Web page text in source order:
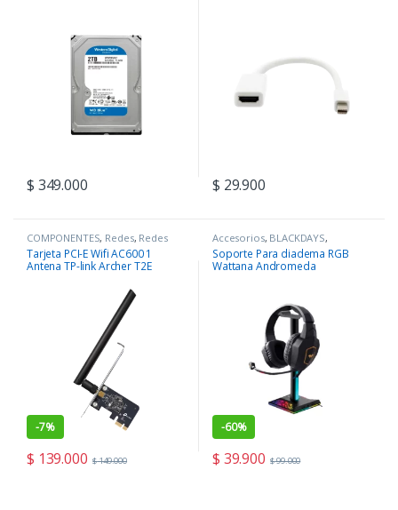
$ 349.000 $ 29.900
COMPONENTES, Redes, Redes
Tarjeta PCI-E Wifi AC600 1
Antena TP-link Archer T2E
-7%
$ 139.000 $149.000
Accesorios, BLACKDAYS,
COMPONENTES , Periféricos
Soporte Para diadema RGB
Wattana Andromeda
-60%
$ 39.900 $99.000